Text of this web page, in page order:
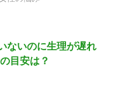
ないのに生理が遅れ
目安は？